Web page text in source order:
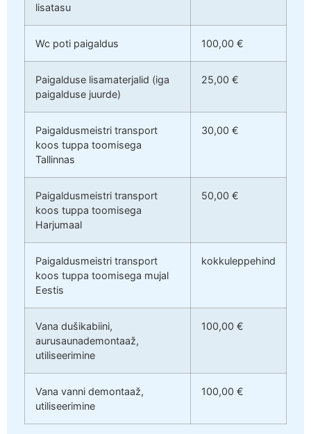
lisatasu
Wc poti paigaldus 100,00 €
Paigalduse lisamaterjalid (iga
paigalduse juurde)
25,00 €
Paigaldusmeistri transport
koos tuppa toomisega
Tallinnas
30,00 €
Paigaldusmeistri transport
koos tuppa toomisega
Harjumaal
50,00 €
Paigaldusmeistri transport
koos tuppa toomisega mujal
Eestis
kokkuleppehind
Vana dušikabiini,
aurusaunademontaaž,
utiliseerimine
100,00 €
Vana vanni demontaaž,
utiliseerimine
100,00 €